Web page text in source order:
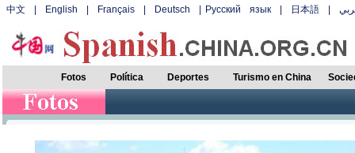
中文 English Français Deutsch Русский язык 日本語
Fotos Política Deportes Turismo en China